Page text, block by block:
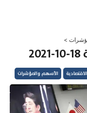
>
الاقتصادية الأسهم والمؤشرات